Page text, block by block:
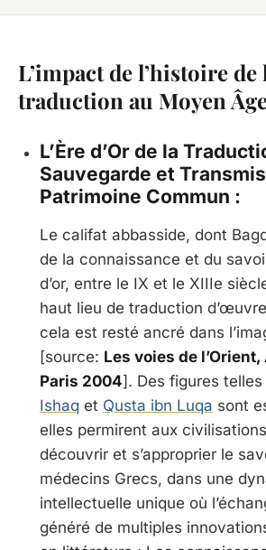
L’impact de l’histoire de
traduction au Moyen
L’Ère d’Or de la
Sauvegarde et
Patrimoine Commun :
Le califat abbasside, dont
de la connaissance et du
d’or, entre le IX et le XIIIe
haut lieu de traduction
cela est resté ancré dans
[source: Les voies de
Paris 2004]. Des figures telles
Ishaq et Qusta ibn Luqa sont
elles permirent aux
découvrir et s’approprier le
médecins Grecs, dans une
intellectuelle unique où
généré de multiples